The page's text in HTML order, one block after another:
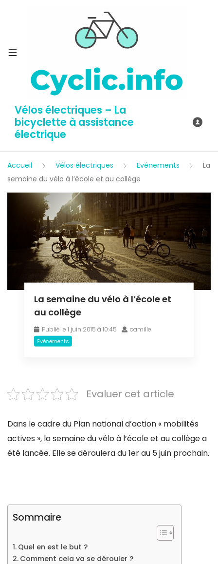
Vélos électriques – La
bicyclette à assistance
électrique
Accueil Vélos électriques Evénements
La
semaine du vélo à l’école et au collège
La semaine du vélo à l’école et
au collège
Publié le 1 juin 2015 à 10:45 camille
Evénements
Evaluer cet article
Dans le cadre du Plan national d’action « mobilités
actives », la semaine du vélo à l’école et au collège a
été lancée. Elle se déroulera du 1er au 5 juin prochain.
Sommaire
Quel en est le but ?
Comment cela va se dérouler ?